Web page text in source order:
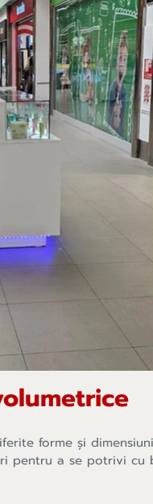
forme și
pentru a se potrivi cu